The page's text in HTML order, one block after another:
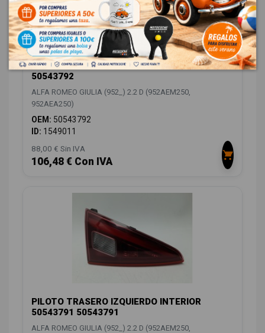
PILOTO TRASERO DERECHO INTERIOR
50543792
ALFA ROMEO GIULIA (952_) 2.2 D (952AEM250,
952AEA250)
OEM: 50543792
ID: 1549011
88,00 € Sin IVA
106,48 € Con IVA
PILOTO TRASERO IZQUIERDO INTERIOR
50543791 50543791
ALFA ROMEO GIULIA (952_) 2.2 D (952AEM250,